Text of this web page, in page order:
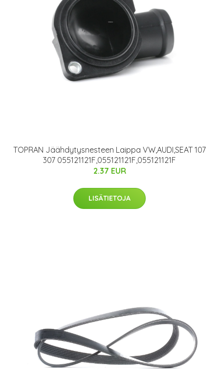
TOPRAN Jäähdytysnesteen Laippa VW,AUDI,SEAT 107
307 055121121F,055121121F,055121121F
2.37 EUR
LISÄTIETOJA